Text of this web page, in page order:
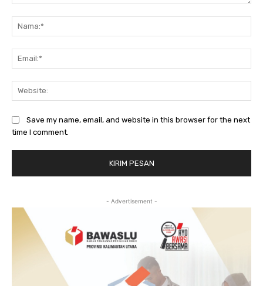
Save my name, email, and website in this browser for the next
time I comment.
- Advertisement -